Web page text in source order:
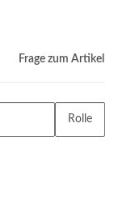
Frage zum Artikel
Rolle